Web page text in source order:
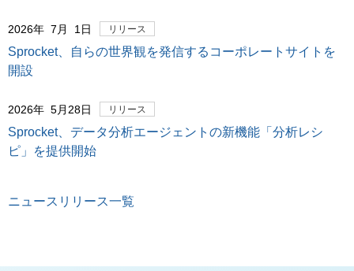
2026年 7月 1日 リリース
Sprocket、自らの世界観を発信するコーポレートサイトを
開設
2026年 5月28日 リリース
Sprocket、データ分析エージェントの新機能「分析レシ
ピ」を提供開始
ニュースリリース一覧